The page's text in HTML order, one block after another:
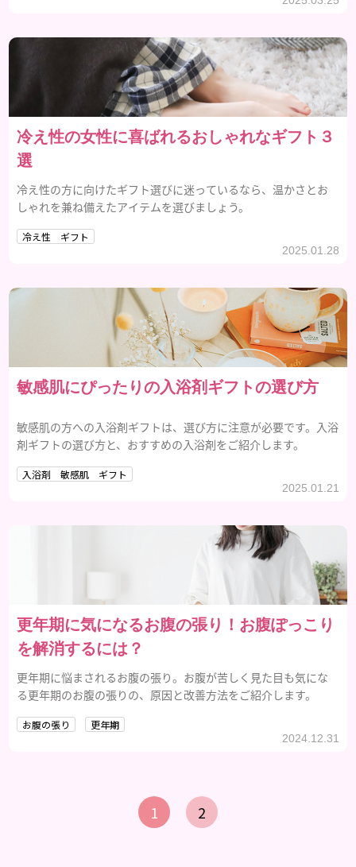
冷え性の女性に喜ばれるおしゃれなギフト３
選
冷え性の方に向けたギフト選びに迷っているなら、温かさとお
しゃれを兼ね備えたアイテムを選びましょう。
冷え性 ギフト
2025.01.28
敏感肌にぴったりの入浴剤ギフトの選び方
敏感肌の方への入浴剤ギフトは、選び方に注意が必要です。入浴
剤ギフトの選び方と、おすすめの入浴剤をご紹介します。
入浴剤 敏感肌 ギフト
2025.01.21
更年期に気になるお腹の張り！お腹ぽっこり
を解消するには？
更年期に悩まされるお腹の張り。お腹が苦しく見た目も気にな
る更年期のお腹の張りの、原因と改善方法をご紹介します。
お腹の張り 更年期
2024.12.31
1 2